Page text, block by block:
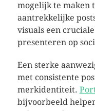
mogelijk te maken
aantrekkelijke
visuals een
presenteren op
Een sterke
met consistente
merkidentiteit.
bijvoorbeeld